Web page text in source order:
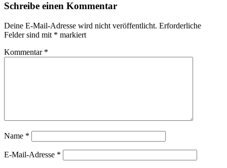
Schreibe einen Kommentar
Deine E-Mail-Adresse wird nicht veröffentlicht. Erforderliche
Felder sind mit * markiert
Kommentar *
Name *
E-Mail-Adresse *